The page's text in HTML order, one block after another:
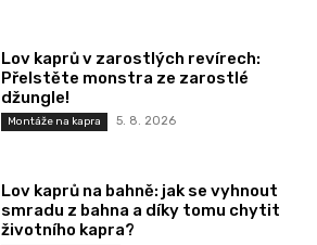
Lov kaprů v zarostlých revírech:
Přelstěte monstra ze zarostlé
džungle!
Montáže na kapra 5. 8. 2026
Lov kaprů na bahně: jak se vyhnout
smradu z bahna a díky tomu chytit
životního kapra?